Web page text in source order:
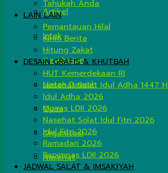
Artikel
Iptek
Kesehatan
Lintas Daerah
Opini
Organisasi
Nasehat
Tahukah Anda
LAIN LAIN
Pemantauan Hilal
Kirim Berita
Hitung Zakat
DESAIN GRAFIS & KHUTBAH
HUT Kemerdekaan RI
Nasehat Salat Idul Adha 1447 H
Idul Adha 2026
Munas LDII 2026
Nasehat Solat Idul Fitri 2026
Idul Fitri 2026
Ramadan 2026
Rapimnas LDII 2026
JADWAL SALAT & IMSAKIYAH